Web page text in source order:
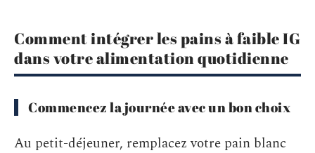
Comment intégrer les pains à faible IG
dans votre alimentation quotidienne
Commencez la journée avec un bon choix
Au petit-déjeuner, remplacez votre pain blanc